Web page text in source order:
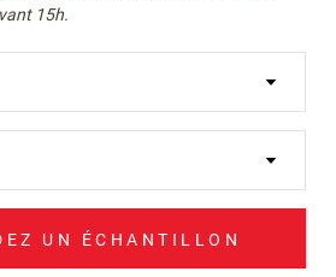
15h.
UN ÉCHANTILLON